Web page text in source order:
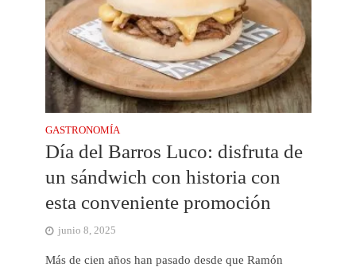
GASTRONOMÍA
Día del Barros Luco: disfruta de
un sándwich con historia con
esta conveniente promoción
junio 8, 2025
Más de cien años han pasado desde que Ramón